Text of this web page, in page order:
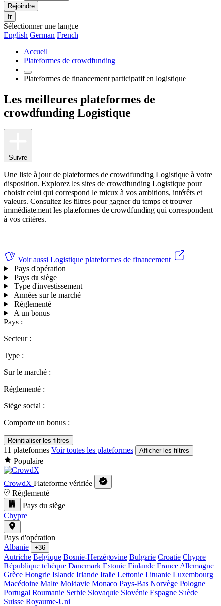
Rejoindre
fr
Sélectionner une langue
English German French
Accueil
Plateformes de crowdfunding
Plateformes de financement participatif en logistique
Les meilleures plateformes de
crowdfunding Logistique
Suivre
Une liste à jour de plateformes de crowdfunding Logistique à votre
disposition. Explorez les sites de crowdfunding Logistique pour
choisir celui qui correspond le mieux à vos ambitions, intérêts et
valeurs. Consultez les filtres pour gagner du temps et trouver
immédiatement les plateformes de crowdfunding qui correspondent
à vos critères.
Voir aussi Logistique plateformes de financement
Pays d'opération
Pays du siège
Type d'investissement
Années sur le marché
Réglementé
A un bonus
Pays :
Secteur :
Type :
Sur le marché :
Réglementé :
Siège social :
Comporte un bonus :
Réinitialiser les filtres
11 plateformes Voir toutes les plateformes Afficher les filtres
Populaire
CrowdX Plateforme vérifiée
Réglementé
Pays du siège
Chypre
Pays d'opération
Albanie
+36
Autriche Belgique Bosnie-Herzégovine Bulgarie Croatie Chypre
République tchèque Danemark Estonie Finlande France Allemagne
Grèce Hongrie Islande Irlande Italie Lettonie Lituanie Luxembourg
Macédoine Malte Moldavie Monaco Pays-Bas Norvège Pologne
Portugal Roumanie Serbie Slovaquie Slovénie Espagne Suède
Suisse Royaume-Uni